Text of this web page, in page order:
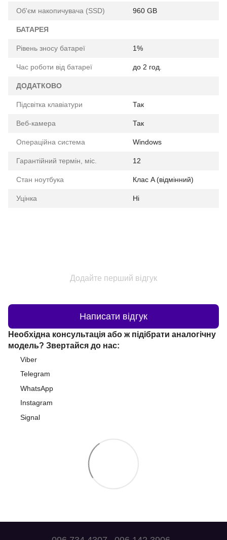
Об'єм накопичувача (SSD) 960 GB
БАТАРЕЯ
Рівень зносу батареї 1%
Час роботи від батареї до 2 год.
ДОДАТКОВО
Підсвітка клавіатури Так
Веб-камера Так
Операційна система Windows
Гарантійний термін, міс. 12
Стан ноутбука Клас A (відмінний)
Уцінка Ні
Додайте перший відгук
Написати відгук
Необхідна консультація або ж підібрати аналогічну
модель? Звертайся до нас:
Viber
Telegram
WhatsApp
Instagram
Signal